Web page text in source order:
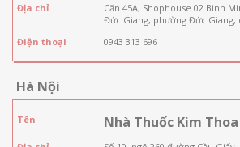
Địa chỉ
Căn 45A, Shophouse 02 Bình
Đức Giang, phường Đức Giang,
Điện thoại
0943 313 696
Hà Nội
Tên Nhà Thuốc Kim Thoa